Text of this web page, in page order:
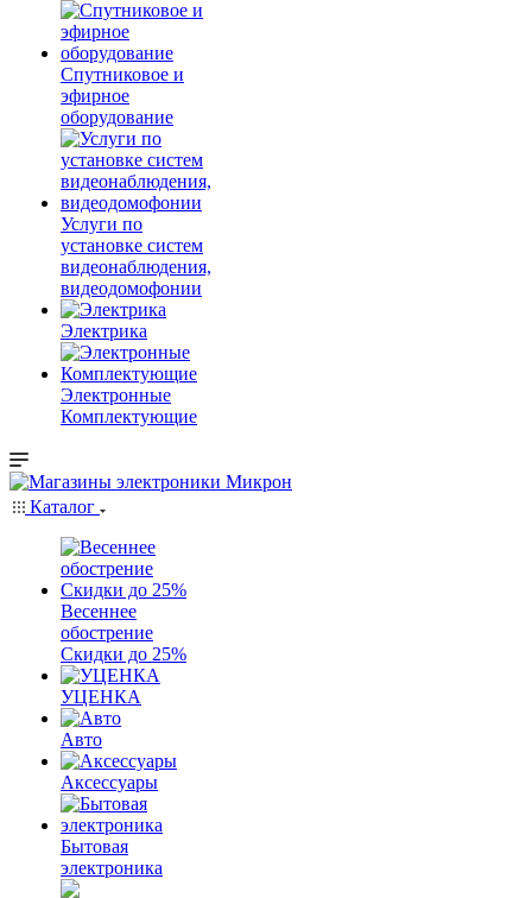
Спутниковое и
эфирное
оборудование
Услуги по
установке систем
видеонаблюдения,
видеодомофонии
Электрика
Электронные
Комплектующие
Каталог
Весеннее
обострение
Скидки до 25%
УЦЕНКА
Авто
Аксессуары
Бытовая
электроника